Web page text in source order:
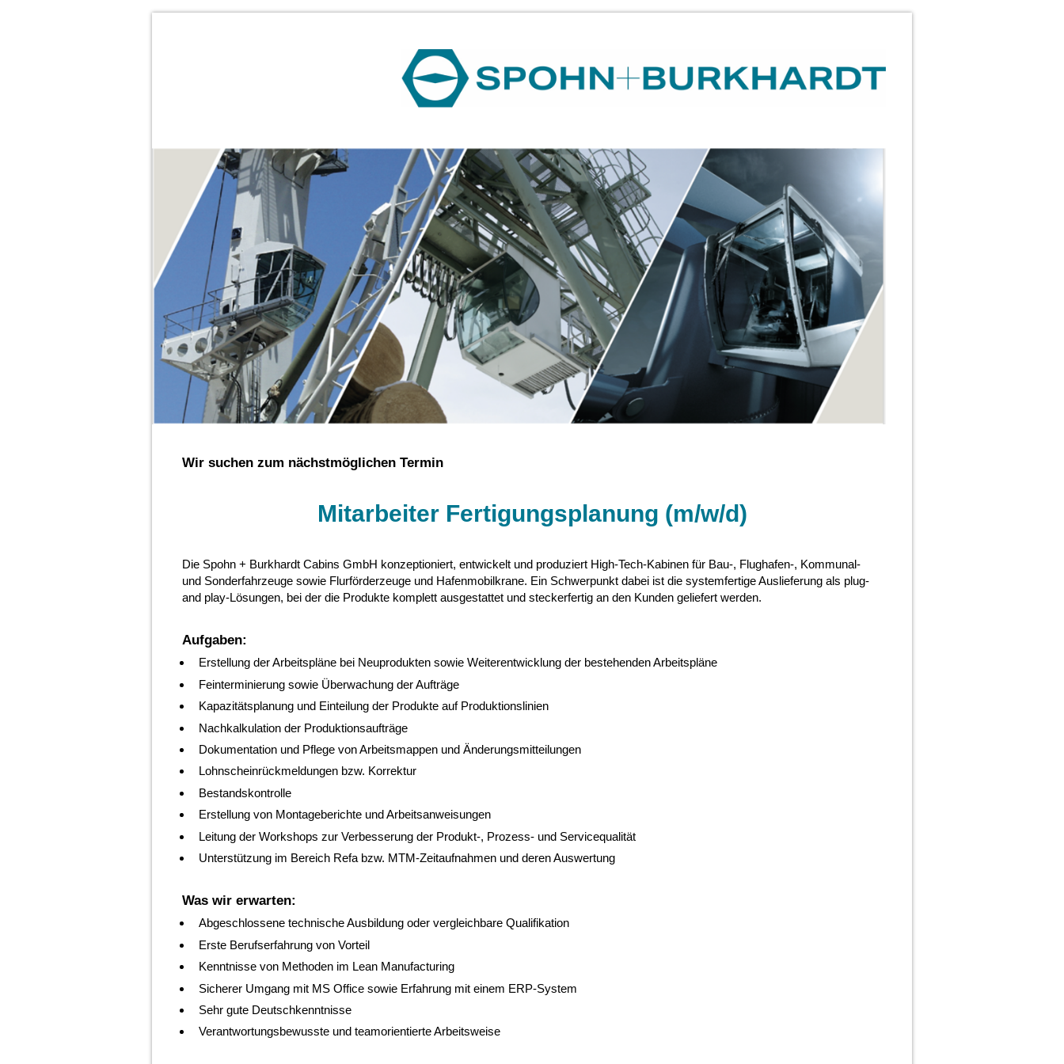
Wir suchen zum nächstmöglichen Termin
Mitarbeiter Fertigungsplanung (m/w/d)
Die Spohn + Burkhardt Cabins GmbH konzeptioniert, entwickelt und produziert High-Tech-Kabinen für Bau-, Flughafen-, Kommunal-
und Sonderfahrzeuge sowie Flurförderzeuge und Hafenmobilkrane. Ein Schwerpunkt dabei ist die systemfertige Auslieferung als plug-
and play-Lösungen, bei der die Produkte komplett ausgestattet und steckerfertig an den Kunden geliefert werden.
Aufgaben:
Erstellung der Arbeitspläne bei Neuprodukten sowie Weiterentwicklung der bestehenden Arbeitspläne
Feinterminierung sowie Überwachung der Aufträge
Kapazitätsplanung und Einteilung der Produkte auf Produktionslinien
Nachkalkulation der Produktionsaufträge
Dokumentation und Pflege von Arbeitsmappen und Änderungsmitteilungen
Lohnscheinrückmeldungen bzw. Korrektur
Bestandskontrolle
Erstellung von Montageberichte und Arbeitsanweisungen
Leitung der Workshops zur Verbesserung der Produkt-, Prozess- und Servicequalität
Unterstützung im Bereich Refa bzw. MTM-Zeitaufnahmen und deren Auswertung
Was wir erwarten:
Abgeschlossene technische Ausbildung oder vergleichbare Qualifikation
Erste Berufserfahrung von Vorteil
Kenntnisse von Methoden im Lean Manufacturing
Sicherer Umgang mit MS Office sowie Erfahrung mit einem ERP-System
Sehr gute Deutschkenntnisse
Verantwortungsbewusste und teamorientierte Arbeitsweise